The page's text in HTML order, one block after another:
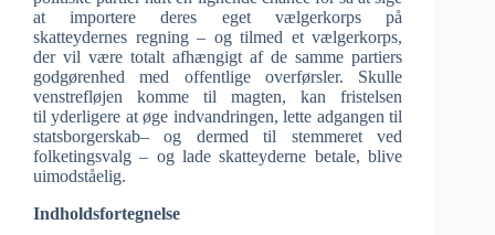
at importere deres eget vælgerkorps på
skatteydernes regning – og tilmed et vælgerkorps,
der vil være totalt afhængigt af de samme partiers
godgørenhed med offentlige overførsler. Skulle
venstrefløjen komme til magten, kan fristelsen
til yderligere at øge indvandringen, lette adgangen til
statsborgerskab– og dermed til stemmeret ved
folketingsvalg – og lade skatteyderne betale, blive
uimodståelig.
Indholdsfortegnelse